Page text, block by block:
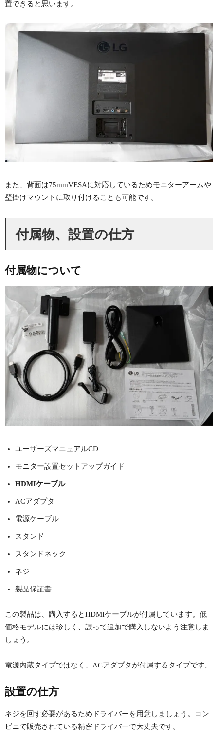
置できると思います。
また、背面は75mmVESAに対応しているためモニターアームや
壁掛けマウントに取り付けることも可能です。
付属物、設置の仕方
付属物について
ユーザーズマニュアルCD
モニター設置セットアップガイド
HDMIケーブル
ACアダプタ
電源ケーブル
スタンド
スタンドネック
ネジ
製品保証書
この製品は、購入するとHDMIケーブルが付属しています。低
価格モデルには珍しく、誤って追加で購入しないよう注意しま
しょう。
電源内蔵タイプではなく、ACアダプタが付属するタイプです。
設置の仕方
ネジを回す必要があるためドライバーを用意しましょう。コン
ビニで販売されている精密ドライバーで大丈夫です。